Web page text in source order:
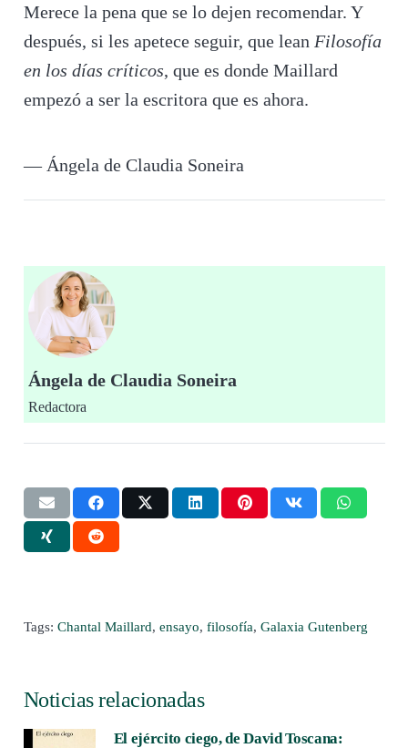
Merece la pena que se lo dejen recomendar. Y
después, si les apetece seguir, que lean Filosofía
en los días críticos, que es donde Maillard
empezó a ser la escritora que es ahora.
— Ángela de Claudia Soneira
Ángela de Claudia Soneira
Redactora
Tags: Chantal Maillard, ensayo, filosofía, Galaxia Gutenberg
Noticias relacionadas
El ejército ciego, de David Toscana: